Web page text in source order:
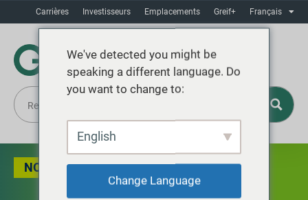
Carrières Investisseurs Emplacements Greif+ Français
NOUVELLES
We've detected you might be
speaking a different language. Do
you want to change to:
English
Change Language